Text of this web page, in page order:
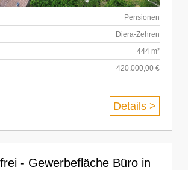
Pensionen
Diera-Zehren
444 m²
420.000,00 €
Details >
- Gewerbefläche Büro in